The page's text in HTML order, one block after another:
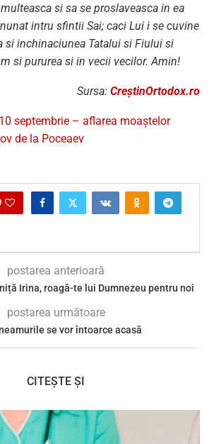
si sa se proslaveasca in ea
intru sfintii Sai; caci Lui i se cuvine
si inchinaciunea Tatalui si Fiului si
si pururea si in vecii vecilor. Amin!
Sursa: CreștinOrtodox.ro
10 septembrie – aflarea moaștelor
de la Poceaev
postarea anterioară
Irina, roagă-te lui Dumnezeu pentru noi
postarea următoare
se vor întoarce acasă
CITEȘTE ȘI